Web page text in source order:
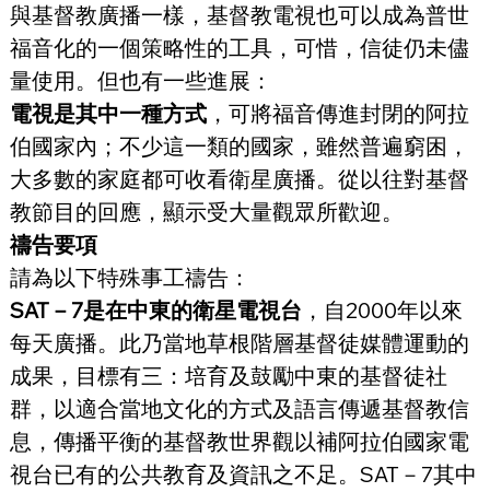
與基督教廣播一樣，基督教電視也可以成為普世
福音化的一個策略性的工具，可惜，信徒仍未儘
量使用。但也有一些進展：
電視是其中一種方式，可將福音傳進封閉的阿拉
伯國家內；不少這一類的國家，雖然普遍窮困，
大多數的家庭都可收看衛星廣播。從以往對基督
教節目的回應，顯示受大量觀眾所歡迎。
禱告要項
請為以下特殊事工禱告：
SAT－7是在中東的衛星電視台 ，自2000年以來
每天廣播。此乃當地草根階層基督徒媒體運動的
成果，目標有三：培育及鼓勵中東的基督徒社
群，以適合當地文化的方式及語言傳遞基督教信
息，傳播平衡的基督教世界觀以補阿拉伯國家電
視台已有的公共教育及資訊之不足。SAT－7其中